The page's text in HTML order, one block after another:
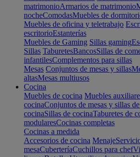
matrimonioArmarios de matrimonio
nocheComodasMuebles de
Muebles de oficina y teletrabajo
escritorioEstanterías
Muebles de Gaming Sillas gaming
Sillas TaburetesBancosSillas de
infantilesComplementos para sillas
Mesas Conjuntos de mesas y sillas
altasMesas multiusos
Cocina
Muebles de cocina Muebles
cocinaConjuntos de mesas y sillas
cocinaSillas de cocinaTaburetes de
modularesCocinas completas
Cocinas a medida
Accesorios de cocina Menaje
mesaCuberteríaCuchillos para chef